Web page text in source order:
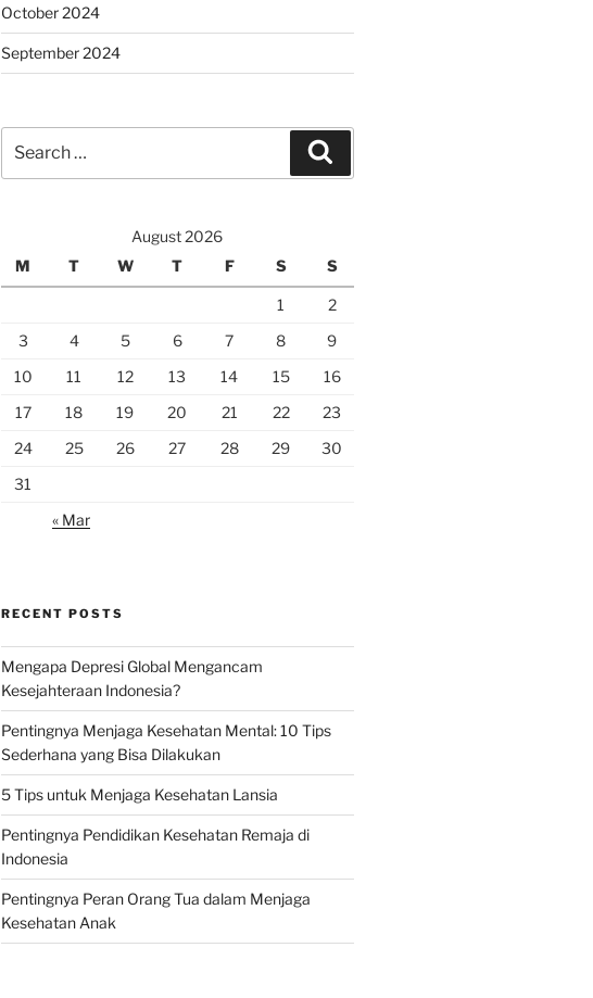
October 2024
September 2024
for:
August 2026
M
T W T F S S
1
2
3
4 5 6 7 8
9
10
11 12 13 14 15
16
17
18 19 20 21 22
23
24
25 26 27 28 29
30
31
« Mar
RECENT POSTS
Mengapa Depresi Global Mengancam
Kesejahteraan Indonesia?
Pentingnya Menjaga Kesehatan Mental: 10 Tips
Sederhana yang Bisa Dilakukan
5 Tips untuk Menjaga Kesehatan Lansia
Pentingnya Pendidikan Kesehatan Remaja di
Indonesia
Pentingnya Peran Orang Tua dalam Menjaga
Kesehatan Anak